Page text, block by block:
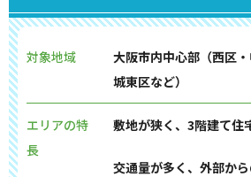
対象地域
大阪市内中心部（西区
城東区など）
エリアの特
長
敷地が狭く、3階建て住
交通量が多く、外部か